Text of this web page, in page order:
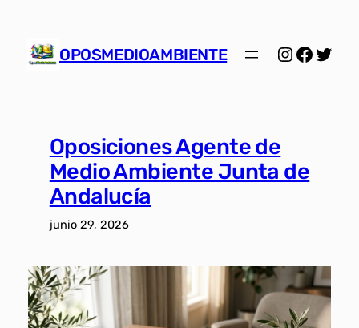
contenidoOPOSMEDIOAMBIENTE
Oposiciones Agente de
Medio Ambiente Junta de
Andalucía
junio 29, 2026